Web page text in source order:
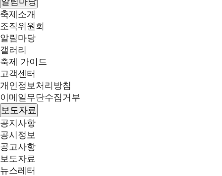
축제소개
조직위원회
알림마당
갤러리
축제 가이드
고객센터
개인정보처리방침
이메일무단수집거부
보도자료
공지사항
공시정보
공고사항
보도자료
뉴스레터